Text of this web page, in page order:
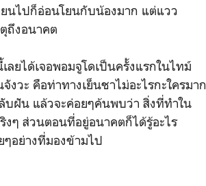
นไปก็อ่อนโยนกับน้องมาก แต่แวว
ถึงอนาคต
ยได้เจอพอมจูโดเป็นครั้งแรกในไทม์
วะ คือท่าทางเย็นชาไม่อะไรกะใครมาก
บฝัน แล้วจะค่อยๆค้นพบว่า สิ่งที่ทำใน
ๆ ส่วนตอนที่อยู่อนาคตก็ได้รู้อะไร
ๆอย่างที่มองข้ามไป